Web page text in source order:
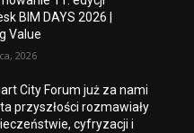
BIM DAYS 2026 |
Value
2026
City Forum już za nami
przyszłości rozmawiały
cyfryzacji i